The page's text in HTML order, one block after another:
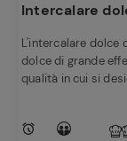
Intercalare
L'intercalare dolce
dolce di grande
qualità in cui si